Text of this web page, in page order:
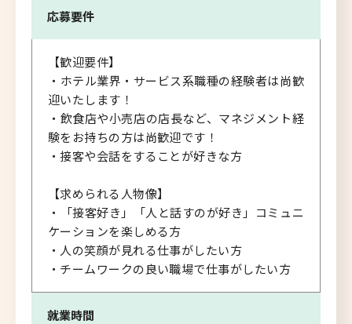
応募要件
【歓迎要件】
・ホテル業界・サービス系職種の経験者は尚歓
迎いたします！
・飲食店や小売店の店長など、マネジメント経
験をお持ちの方は尚歓迎です！
・接客や会話をすることが好きな方
【求められる人物像】
・「接客好き」「人と話すのが好き」コミュニ
ケーションを楽しめる方
・人の笑顔が見れる仕事がしたい方
・チームワークの良い職場で仕事がしたい方
就業時間